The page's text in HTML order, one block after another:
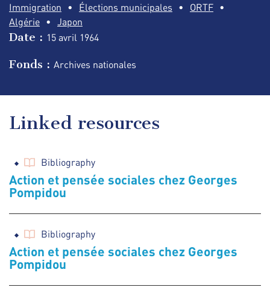
Immigration Élections municipales
ORTF
Algérie
Japon
Date : 15 avril 1964
Fonds : Archives nationales
Linked resources
Bibliography
Action et pensée sociales chez Georges
Pompidou
Bibliography
Action et pensée sociales chez Georges
Pompidou